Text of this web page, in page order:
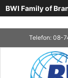
BWI Family of
to
Telefon: 08-